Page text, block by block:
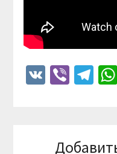
VKViber